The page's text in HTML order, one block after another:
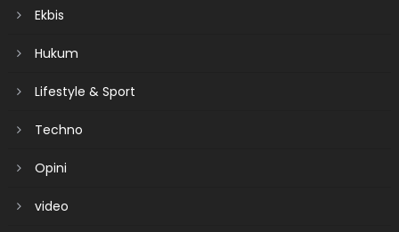
Ekbis
Hukum
Lifestyle & Sport
Techno
Opini
video